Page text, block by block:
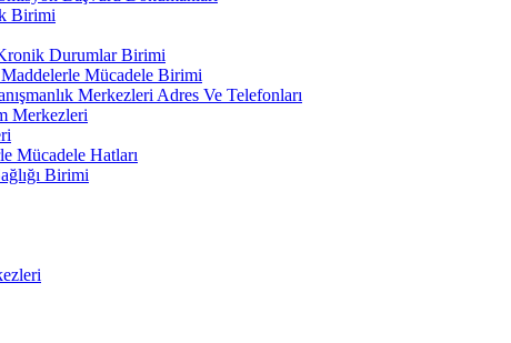
Birimi
Durumlar Birimi
Maddelerle Mücadele Birimi
Merkezleri Adres Ve Telefonları
Merkezleri
Mücadele Hatları
Birimi